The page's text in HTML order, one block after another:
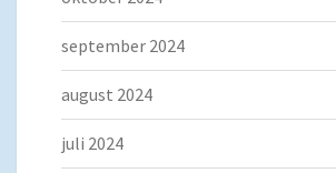
september 2024
august 2024
juli 2024